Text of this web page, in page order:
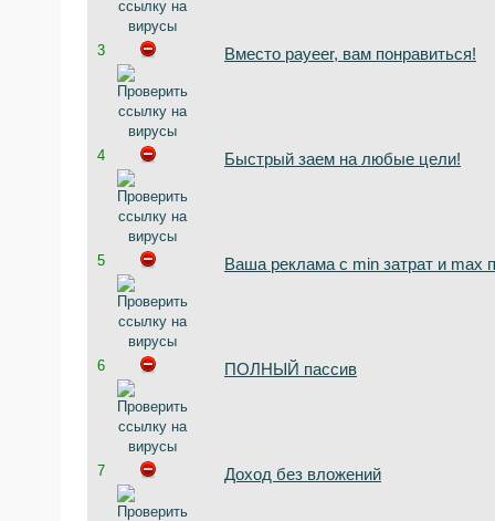
3 Вместо payeer, вам понравиться!
4 Быстрый заем на любые цели!
5 Ваша реклама c min затрат и max
6 ПОЛНЫЙ пассив
7 Доход без вложений